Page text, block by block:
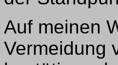
Auf meinen
Vermeidung